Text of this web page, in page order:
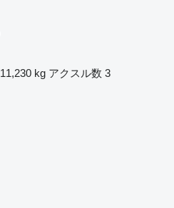
11,230 kg アクスル数 3